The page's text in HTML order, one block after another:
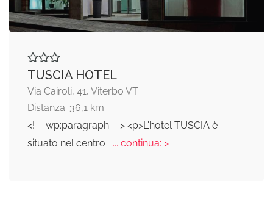
TUSCIA HOTEL
Via Cairoli, 41, Viterbo VT
Distanza: 36,1 km
<!-- wp:paragraph --> <p>L'hotel TUSCIA è
situato nel centro
... continua: >